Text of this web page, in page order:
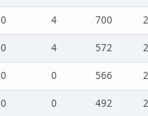
0 4 700
0 4 572
0 0 566
0 0 492